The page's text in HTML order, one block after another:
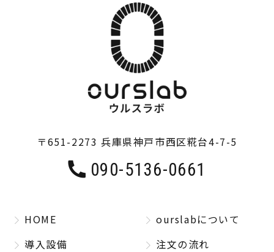
〒651-2273 兵庫県神戸市西区糀台4-7-5
090-5136-0661
HOME
ourslabについて
導入設備
注文の流れ